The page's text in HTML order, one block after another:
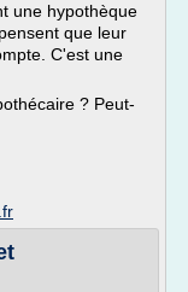
une hypothèque
que leur
C'est une
? Peut-